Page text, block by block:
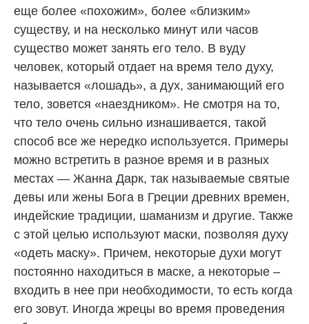
еще более «похожим», более «близким»
существу, и на несколько минут или часов
существо может занять его тело. В вуду
человек, который отдает на время тело духу,
называется «лошадь», а дух, занимающий его
тело, зовется «наездником». Не смотря на то,
что тело очень сильно изнашивается, такой
способ все же нередко используется. Примеры
можно встретить в разное время и в разных
местах — Жанна Дарк, так называемые святые
девы или жены Бога в Греции древних времен,
индейские традиции, шаманизм и другие. Также
с этой целью используют маски, позволяя духу
«одеть маску». Причем, некоторые духи могут
постоянно находиться в маске, а некоторые –
входить в нее при необходимости, то есть когда
его зовут. Иногда жрецы во время проведения